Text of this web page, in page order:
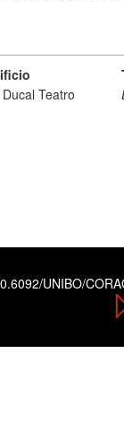
Teatro
UNIBO/